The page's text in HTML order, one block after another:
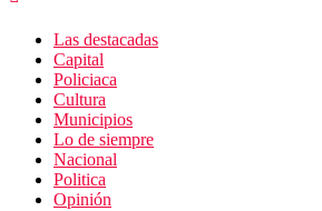
Las destacadas
Capital
Policiaca
Cultura
Municipios
Lo de siempre
Nacional
Politica
Opinión